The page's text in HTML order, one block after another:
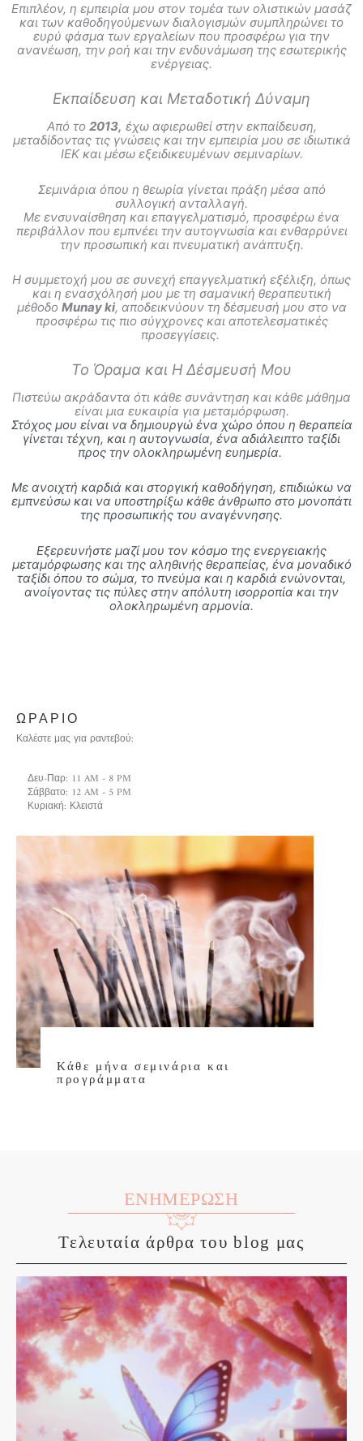
Επιπλέον, η εμπειρία μου στον τομέα των ολιστικών μασάζ
και των καθοδηγούμενων διαλογισμών συμπληρώνει το
ευρύ φάσμα των εργαλείων που προσφέρω για την
ανανέωση, την ροή και την ενδυνάμωση της εσωτερικής
ενέργειας.
Εκπαίδευση και Μεταδοτική Δύναμη
Από το 2013, έχω αφιερωθεί στην εκπαίδευση,
μεταδίδοντας τις γνώσεις και την εμπειρία μου σε ιδιωτικά
ΙΕΚ και μέσω εξειδικευμένων σεμιναρίων.
Σεμινάρια όπου η θεωρία γίνεται πράξη μέσα από
συλλογική ανταλλαγή.
Με ενσυναίσθηση και επαγγελματισμό, προσφέρω ένα
περιβάλλον που εμπνέει την αυτογνωσία και ενθαρρύνει
την προσωπική και πνευματική ανάπτυξη.
Η συμμετοχή μου σε συνεχή επαγγελματική εξέλιξη, όπως
και η ενασχόλησή μου με τη σαμανική θεραπευτική
μέθοδο Munay ki, αποδεικνύουν τη δέσμευσή μου στο να
προσφέρω τις πιο σύγχρονες και αποτελεσματικές
προσεγγίσεις.
Το Όραμα και Η Δέσμευσή Μου
Πιστεύω ακράδαντα ότι κάθε συνάντηση και κάθε μάθημα
είναι μια ευκαιρία για μεταμόρφωση.
Στόχος μου είναι να δημιουργώ ένα χώρο όπου η θεραπεία
γίνεται τέχνη, και η αυτογνωσία, ένα αδιάλειπτο ταξίδι
προς την ολοκληρωμένη ευημερία.
Με ανοιχτή καρδιά και στοργική καθοδήγηση, επιδιώκω να
εμπνεύσω και να υποστηρίξω κάθε άνθρωπο στο μονοπάτι
της προσωπικής του αναγέννησης.
Εξερευνήστε μαζί μου τον κόσμο της ενεργειακής
μεταμόρφωσης και της αληθινής θεραπείας, ένα μοναδικό
ταξίδι όπου το σώμα, το πνεύμα και η καρδιά ενώνονται,
ανοίγοντας τις πύλες στην απόλυτη ισορροπία και την
ολοκληρωμένη αρμονία.
ΩΡΑΡΙΟ
Καλέστε μας για ραντεβού:
Δευ-Παρ: 11 AM - 8 PM
Σάββατο: 12 AM - 5 PM
Κυριακή: Κλειστά
Κάθε μήνα σεμινάρια και
προγράμματα
ΕΝΗΜΕΡΩΣΗ
Τελευταία άρθρα του blog μας